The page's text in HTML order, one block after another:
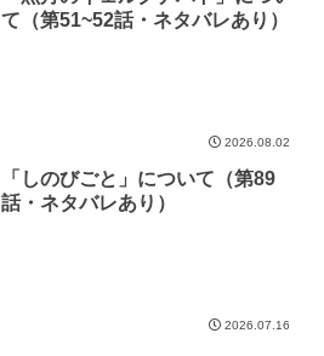
て（第51~52話・ネタバレあり）
2026.08.02
「しのびごと」について（第89
話・ネタバレあり）
2026.07.16